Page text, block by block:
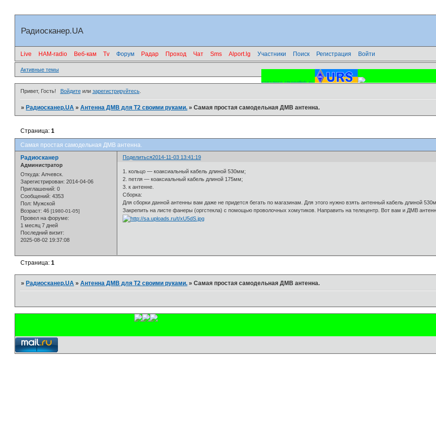
. .
Радиосканер.UA
Live HAM-radio Веб-кам Tv Форум Радар Проход Чат Sms Alport.lg Участники Поиск Регистрация Войти
Активные темы
Привет, Гость! Войдитеили зарегистрируйтесь.
»Радиосканер.UA »Антенна ДМВ для Т2 своими руками. »Самая простая самодельная ДМВ антенна.
Самая простая самодельная ДМВ антенна.
Страница:1
Поделиться2014-11-03 13:41:19
Радиосканер
Администратор
Откуда: Алчевск.
Зарегистрирован: 2014-04-06
Приглашений: 0
Сообщений: 4353
Пол: Мужской
Возраст: 46 [1980-01-05]
Провел на форуме:
1 месяц 7 дней
Последний визит:
2025-08-02 19:37:08
1. кольцо — коаксиальный кабель длиной 530мм;
2. петля — коаксиальный кабель длиной 175мм;
3. к антенне.
Сборка:
Для сборки данной антенны вам даже не придется бегать по магазинам. Для этого нужно взять антенный кабель длиной
Закрепить на листе фанеры (оргстекла) с помощью проволочных хомутиков. Направить на телецентр. Вот вам и ДМВ
Страница:1
»Радиосканер.UA »Антенна ДМВ для Т2 своими руками. »Самая простая самодельная ДМВ антенна.